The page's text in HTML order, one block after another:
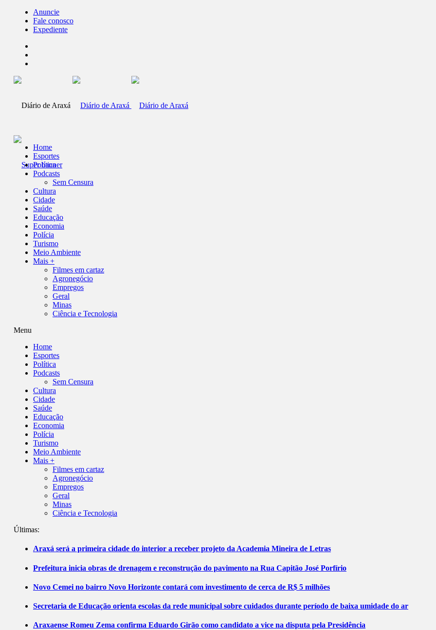
Anuncie
Fale conosco
Expediente
Home
Esportes
Política
Podcasts
Sem Censura
Cultura
Cidade
Saúde
Educação
Economia
Polícia
Turismo
Meio Ambiente
Mais +
Filmes em cartaz
Agronegócio
Empregos
Geral
Minas
Ciência e Tecnologia
Menu
Home
Esportes
Política
Podcasts
Sem Censura
Cultura
Cidade
Saúde
Educação
Economia
Polícia
Turismo
Meio Ambiente
Mais +
Filmes em cartaz
Agronegócio
Empregos
Geral
Minas
Ciência e Tecnologia
Últimas:
Araxá será a primeira cidade do interior a receber projeto da Academia Mineira de Letras
Prefeitura inicia obras de drenagem e reconstrução do pavimento na Rua Capitão José Porfírio
Novo Cemei no bairro Novo Horizonte contará com investimento de cerca de R$ 5 milhões
Secretaria de Educação orienta escolas da rede municipal sobre cuidados durante período de baixa umidade do ar
Araxaense Romeu Zema confirma Eduardo Girão como candidato a vice na disputa pela Presidência